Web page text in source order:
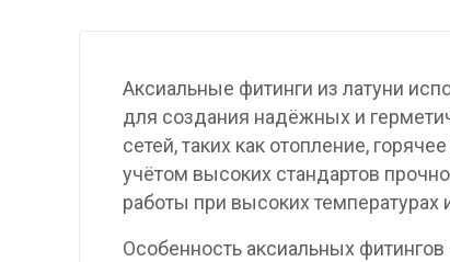
Аксиальные фитинги из латуни
для создания надёжных и
сетей, таких как отопление,
учётом высоких стандартов
работы при высоких температурах
Особенность аксиальных